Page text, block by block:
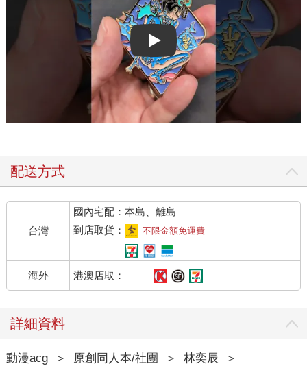
Play video
配送方式
台灣
國內宅配：本島、離島
到店取貨：
不限金額免運費
海外 港澳店取：
詳細資料
動漫acg ＞ 原創同人本/社團 ＞ 林奕辰
＞